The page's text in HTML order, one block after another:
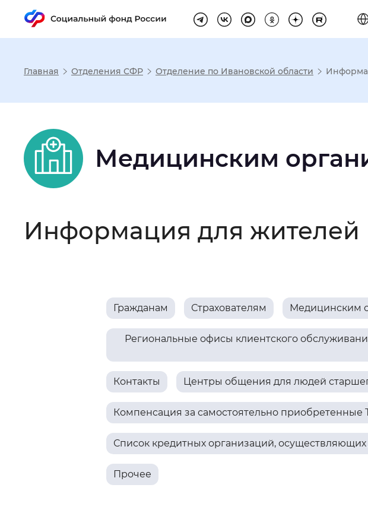
Настройка режима
Размер шрифта
Шрифт
Интервал между буквами: Нормальный
Изображения: Включены Выключены
Звуковой ассистент Воспроизвести
Вернуть стандартные настройки
Главная Отделения СФР Отделение по Ивановской области
Медицинским
Информация для жителей
Гражданам Страхователям Медицинским
Региональные офисы клиентского
Контакты Центры общения для людей
Компенсация за самостоятельно приобретенные
Список кредитных организаций, осуществляющих
Прочее